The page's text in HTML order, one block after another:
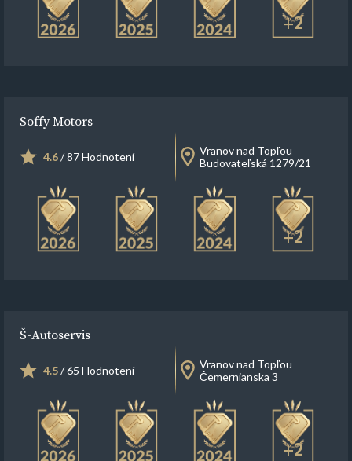
+2
Soffy Motors
4.6/ 87 Hodnotení
Vranov nad Topľou
Budovateľská 1279/21
+2
Š-Autoservis
4.5/ 65 Hodnotení
Vranov nad Topľou
Čemernianska 3
+2